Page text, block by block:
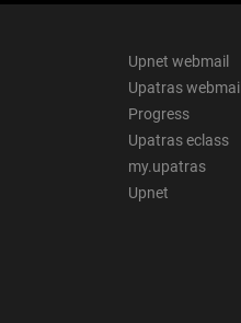
Upnet webmail
Upatras webmail
Progress
Upatras eclass
my.upatras
Upnet